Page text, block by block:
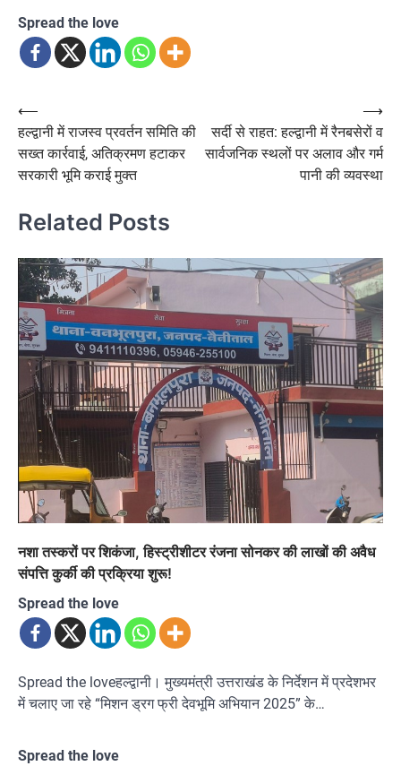
Spread the love
Post
navigation
⟵
हल्द्वानी में राजस्व प्रवर्तन समिति की
सख्त कार्रवाई, अतिक्रमण हटाकर
सरकारी भूमि कराई मुक्त
सर्दी से राहत: हल्द्वानी में रैनबसेरों व
सार्वजनिक स्थलों पर अलाव और गर्म
पानी की व्यवस्था
⟶
Related Posts
नशा तस्करों पर शिकंजा, हिस्ट्रीशीटर रंजना सोनकर की लाखों की अवैध
संपत्ति कुर्की की प्रक्रिया शुरू!
Spread the love
Spread the loveहल्द्वानी। मुख्यमंत्री उत्तराखंड के निर्देशन में प्रदेशभर
में चलाए जा रहे “मिशन ड्रग फ्री देवभूमि अभियान 2025” के…
Spread the love